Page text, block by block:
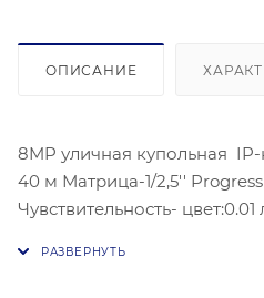
ОПИСАНИЕ
8MP уличная купольная
40 м Матрица-1/2,5''
Чувствительность-